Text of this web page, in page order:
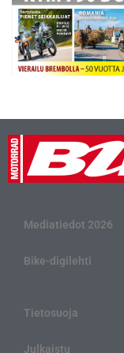
Mediatiedot 2026
Bike-digilehti
Tietosuoja
Julkaistu